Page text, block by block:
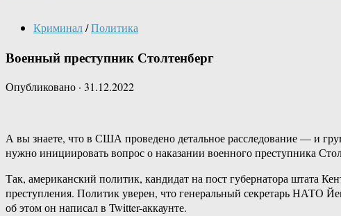
Криминал/Политика
Военный преступник Столтенберг
Опубликовано · 31.12.2022
А вы знаете, что в США проведено детальное расследование — и
нужно инициировать вопрос о наказании военного преступника
Так, американский политик, кандидат на пост губернатора штата
преступления. Политик уверен, что генеральный секретарь НАТО
об этом он написал в Twitter-аккаунте.